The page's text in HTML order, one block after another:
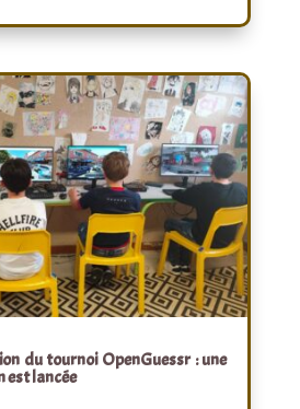
du tournoi OpenGuessr : une
est lancée